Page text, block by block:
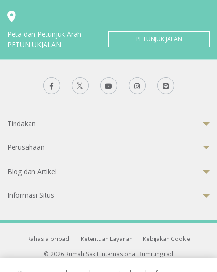
Peta dan Petunjuk Arah
PETUNJUKJALAN
PETUNJUK JALAN
Tindakan
Perusahaan
Blog dan Artikel
Informasi Situs
Rahasia pribadi | Ketentuan Layanan |
Kebijakan Cookie
© 2026 Rumah Sakit Internasional Bumrungrad